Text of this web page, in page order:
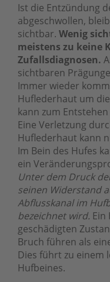
Ist die Entzündung
abgeschwollen,
sichtbar. Wenig
meistens zu keine
Zufallsdiagnosen.
sichtbaren
Immer wieder
Huflederhaut um
kann zum
Eine Verletzung
Huflederhaut kann
Im Bein des Hufes
ein
Unter dem Druck
seinen Widerstand
Abflusskanal im
bezeichnet wird. Ein
geschädigten
Bruch führen als
Dies führt zu einem
Hufbeines.